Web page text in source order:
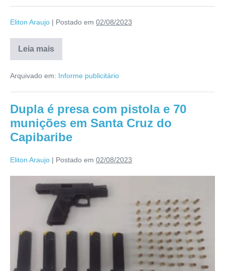
Eliton Araujo | Postado em 02/08/2023
Leia mais
Arquivado em: Informe publicitário
Dupla é presa com pistola e 70
munições em Santa Cruz do
Capibaribe
Eliton Araujo | Postado em 02/08/2023